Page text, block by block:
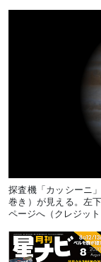
探査機「カッシーニ
巻き）が見える。左
ページへ（クレジッ